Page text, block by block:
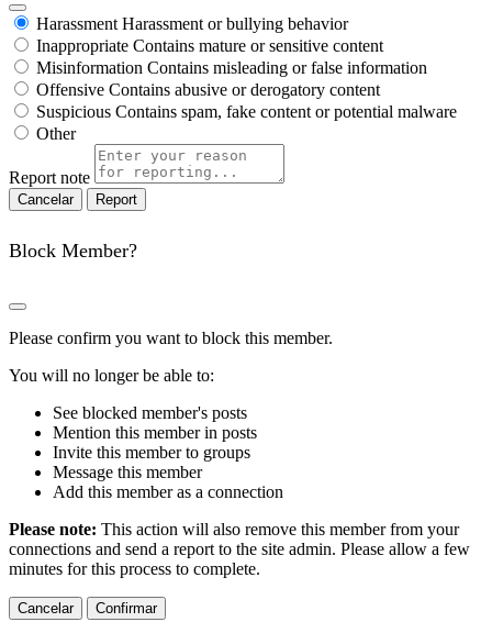
Harassment Harassment or bullying behavior
Inappropriate Contains mature or sensitive content
Misinformation Contains misleading or false information
Offensive Contains abusive or derogatory content
Suspicious Contains spam, fake content or potential malware
Other
Report note
Report
Block Member?
Please confirm you want to block this member.
You will no longer be able to:
See blocked member's posts
Mention this member in posts
Invite this member to groups
Message this member
Add this member as a connection
Please note: This action will also remove this member from your
connections and send a report to the site admin. Please allow a few
minutes for this process to complete.
Confirmar